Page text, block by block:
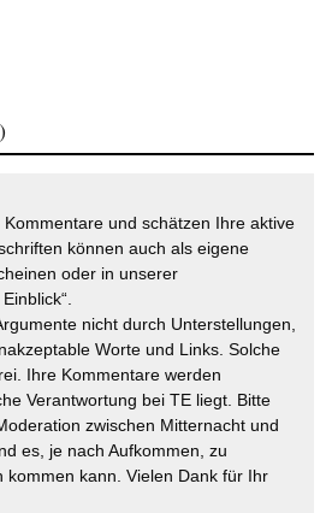
und schätzen Ihre aktive
können auch als eigene
oder in unserer
nicht durch Unterstellungen,
Worte und Links. Solche
Ihre Kommentare werden
Verantwortung bei TE liegt. Bitte
zwischen Mitternacht und
es, je nach Aufkommen, zu
kommen kann. Vielen Dank für Ihr